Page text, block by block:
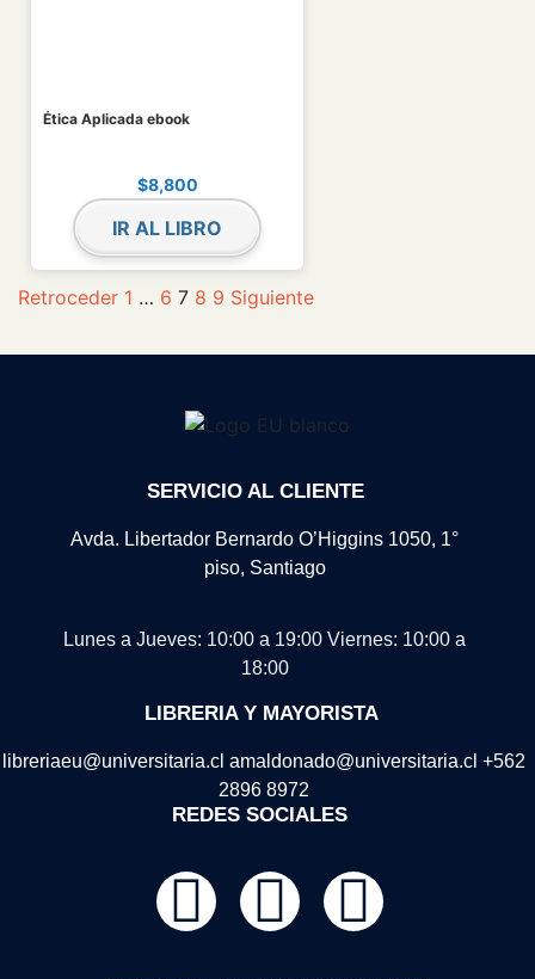
Ética Aplicada ebook
$8,800
IR AL LIBRO
Retroceder 1 … 6 7 8 9 Siguiente
SERVICIO AL CLIENTE
Avda. Libertador Bernardo O’Higgins 1050, 1°
piso, Santiago
Lunes a Jueves: 10:00 a 19:00 Viernes: 10:00 a
18:00
LIBRERIA Y MAYORISTA
libreriaeu@universitaria.cl amaldonado@universitaria.cl +562
2896 8972
REDES SOCIALES